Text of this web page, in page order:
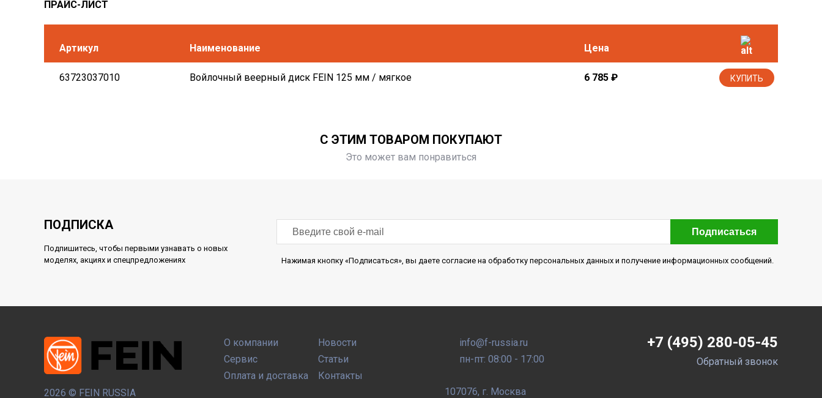
ПРАЙС-ЛИСТ
Артикул Наименование Цена
63723037010 Войлочный веерный диск FEIN 125 мм / мягкое 6 785 ₽ КУПИТЬ
С ЭТИМ ТОВАРОМ ПОКУПАЮТ
Это может вам понравиться
ПОДПИСКА
Подпишитесь, чтобы первыми узнавать о новых
моделях, акциях и спецпредложениях
Подписаться
Нажимая кнопку «Подписаться», вы даете согласие на обработку персональных данных и получение информационных сообщений.
2026 © FEIN RUSSIA
О компании
Сервис
Оплата и доставка
Новости
Статьи
Контакты
info@f-russia.ru
пн-пт: 08:00 - 17:00
107076, г. Москва
+7 (495) 280-05-45
Обратный звонок